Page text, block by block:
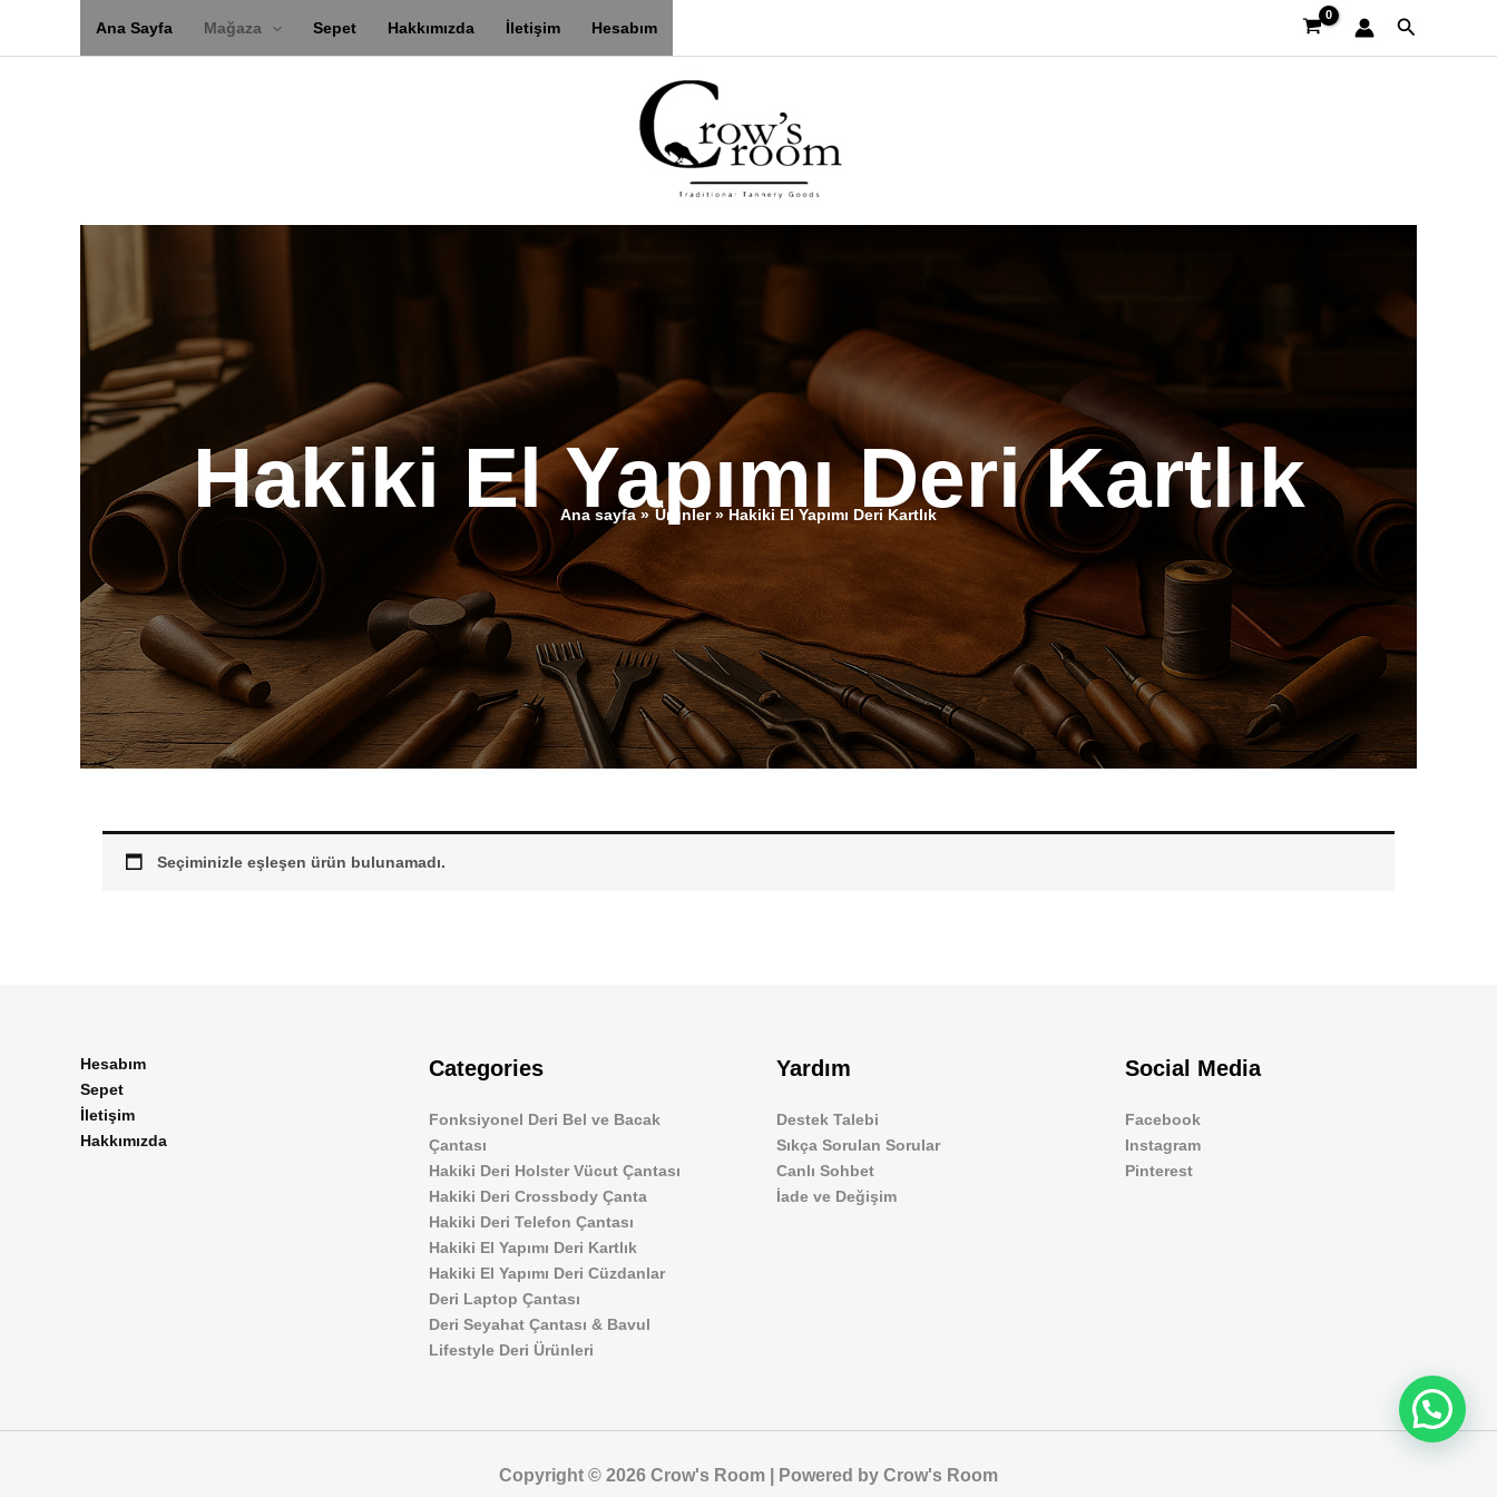
Ana Sayfa Mağaza Sepet Hakkımızda İletişim Hesabım Arama
Hakiki El Yapımı Deri Kartlık
Ana sayfa Ürünler Hakiki El Yapımı Deri Kartlık
Seçiminizle eşleşen ürün bulunamadı.
Hesabım
Sepet
İletişim
Hakkımızda
Categories
Fonksiyonel Deri Bel ve Bacak
Çantası
Hakiki Deri Holster Vücut Çantası
Hakiki Deri Crossbody Çanta
Hakiki Deri Telefon Çantası
Hakiki El Yapımı Deri Kartlık
Hakiki El Yapımı Deri Cüzdanlar
Deri Laptop Çantası
Deri Seyahat Çantası & Bavul
Lifestyle Deri Ürünleri
Yardım
Destek Talebi
Sıkça Sorulan Sorular
Canlı Sohbet
İade ve Değişim
Social Media
Facebook
Instagram
Pinterest
Copyright © 2026 Crow's Room | Powered by Crow's Room